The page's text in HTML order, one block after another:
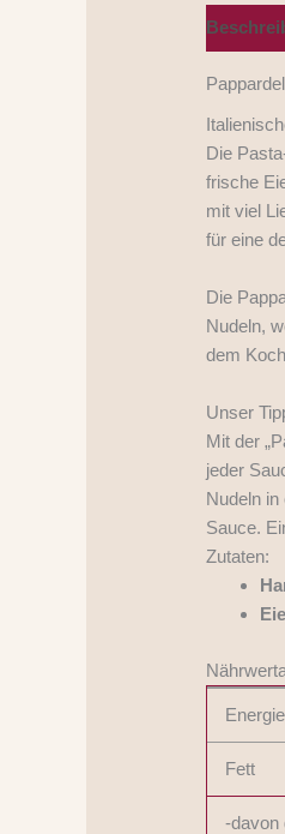
Die
frische
mit viel
für eine
Die
Nudeln,
dem
Unser
Mit der
jeder
Nudeln
Sauce.
Zutaten:
Energie
Fett
-davon